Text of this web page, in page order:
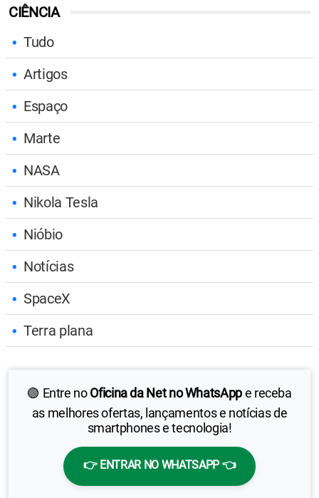
CIÊNCIA
Tudo
Artigos
Espaço
Marte
NASA
Nikola Tesla
Nióbio
Notícias
SpaceX
Terra plana
🟢 Entre noOficina da Net no WhatsAppe receba
as melhores ofertas, lançamentos e notícias de
smartphones e tecnologia!
👉 ENTRAR NO WHATSAPP 👈